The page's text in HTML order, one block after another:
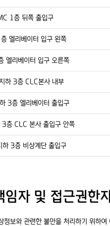
1층 뒤쪽 출입구
엘리베이터 입구 왼쪽
엘리베이터 입구 오른쪽
하 3층 CLC본사 내부
3층 엘리베이터 출입구
층 CLC 본사 출입구 안쪽
3층 비상계단 출입구
자 및 접근권한
정보와 관련한 불만을 처리하기 위하